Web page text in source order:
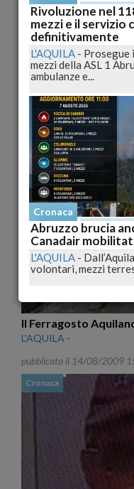
Fino a mercoledì
L'AQUILA-Previsioni del
Meteorologico
pubblicato il 14/08/2009
Cronaca
Il Ferragosto
L'AQUILA -
pubblicato il 14/08/2009
Cronaca
Rivoluzione nel
mezzi e il servizio
definitivamente
L'AQUILA - Prosegue
mezzi della ASL 1
ambulanze e...
Cronaca
Abruzzo brucia
Canadair
L'AQUILA -
volontari, mezzi